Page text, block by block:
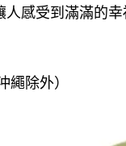
感受到滿滿的
繩除外）